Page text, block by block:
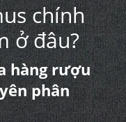
chính
ở đâu?
hàng rượu
phân